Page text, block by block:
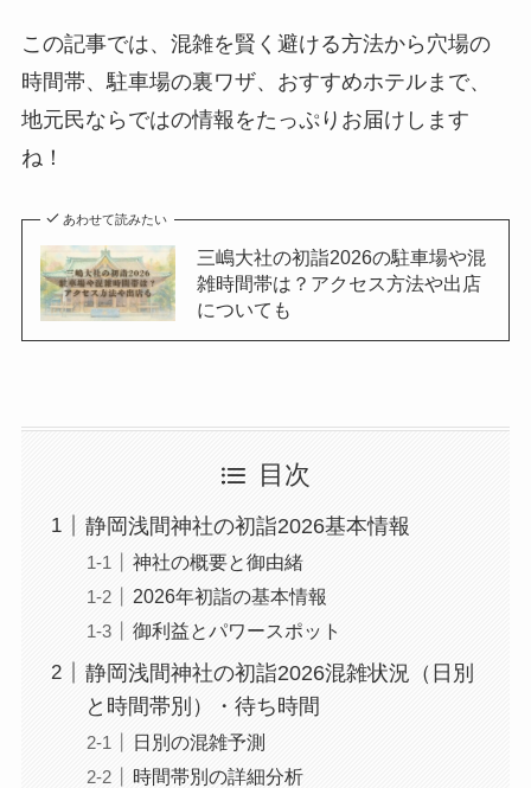
この記事では、混雑を賢く避ける方法から穴場の
時間帯、駐車場の裏ワザ、おすすめホテルまで、
地元民ならではの情報をたっぷりお届けします
ね！
あわせて読みたい
三嶋大社の初詣2026の駐車場や混
雑時間帯は？アクセス方法や出店
についても
目次
静岡浅間神社の初詣2026基本情報
神社の概要と御由緒
2026年初詣の基本情報
御利益とパワースポット
静岡浅間神社の初詣2026混雑状況（日別
と時間帯別）・待ち時間
日別の混雑予測
時間帯別の詳細分析